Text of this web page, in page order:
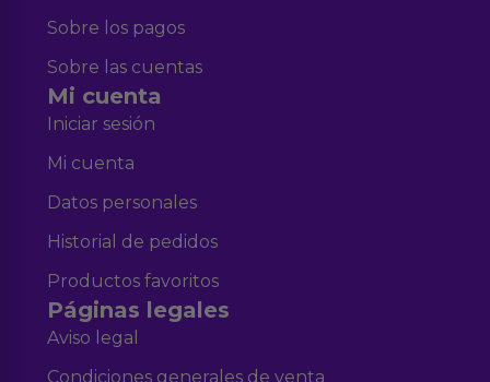
Sobre los pagos
Sobre las cuentas
Mi cuenta
Iniciar sesión
Mi cuenta
Datos personales
Historial de pedidos
Productos favoritos
Páginas legales
Aviso legal
Condiciones generales de venta